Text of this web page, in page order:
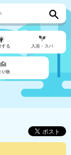
する 入浴・スパ
り物